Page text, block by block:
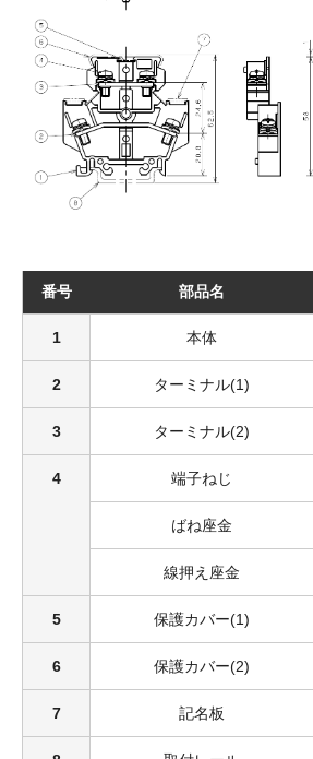
番号 部品名
1 本体
2 ターミナル(1)
3 ターミナル(2)
4 端子ねじ
ばね座金
線押え座金
5 保護カバー(1)
6 保護カバー(2)
7 記名板